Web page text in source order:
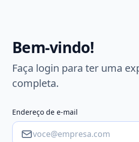
Bem-vindo!
Faça login para ter uma
completa.
Endereço de e-mail